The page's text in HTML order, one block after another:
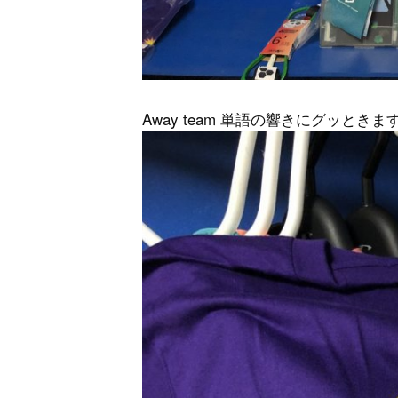
Away team 単語の響きにグッときま